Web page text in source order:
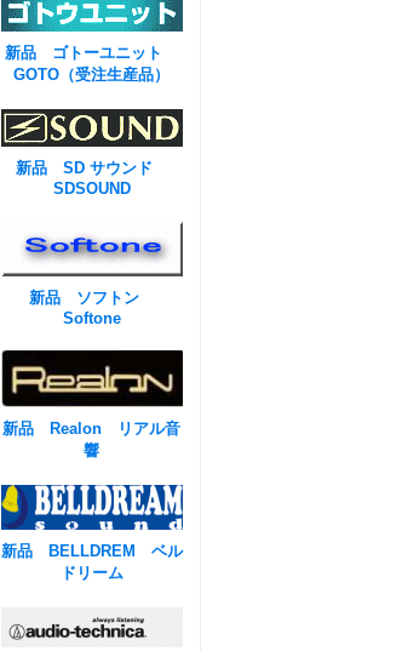
新品 ゴトーユニット
GOTO（受注生産品）
新品 SD サウンド
SDSOUND
新品 ソフトン
Softone
新品 Realon リアル音
響
新品 BELLDREM ベル
ドリーム